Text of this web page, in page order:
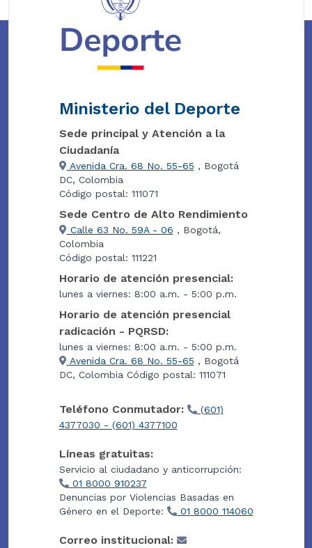
Ministerio del Deporte
Sede principal y Atención a la
Ciudadanía
Avenida Cra. 68 No. 55-65 , Bogotá
DC, Colombia
Código postal: 111071
Sede Centro de Alto Rendimiento
Calle 63 No. 59A - 06 , Bogotá,
Colombia
Código postal: 111221
Horario de atención presencial:
lunes a viernes: 8:00 a.m. - 5:00 p.m.
Horario de atención presencial
radicación - PQRSD:
lunes a viernes: 8:00 a.m. - 5:00 p.m.
Avenida Cra. 68 No. 55-65 , Bogotá
DC, Colombia Código postal: 111071
Teléfono Conmutador:
(601)
4377030 - (601) 4377100
Líneas gratuitas:
Servicio al ciudadano y anticorrupción:
01 8000 910237
Denuncias por Violencias Basadas en
Género en el Deporte:
01 8000 114060
Correo institucional: